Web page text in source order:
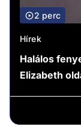
2 perc
Hírek
Halálos
Elizabeth